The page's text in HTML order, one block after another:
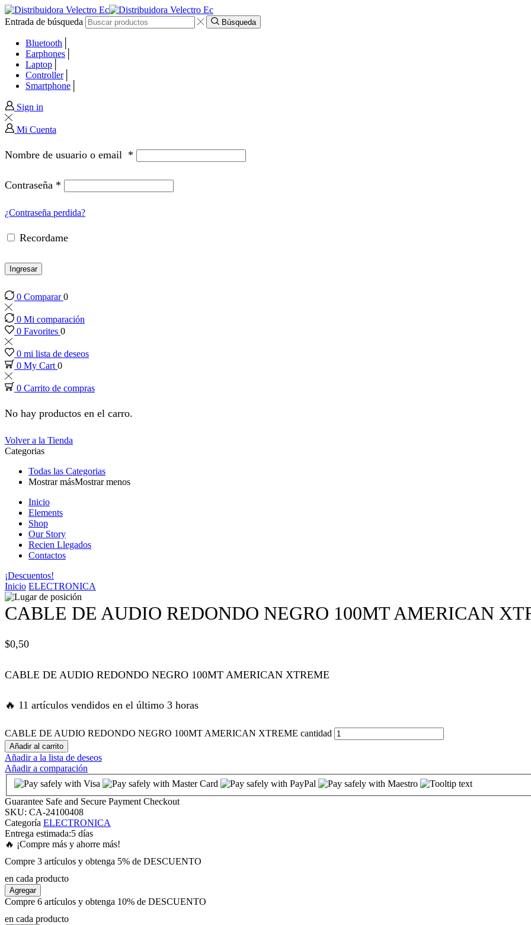
al
al
Entrada de búsqueda Búsqueda
Bluetooth
Earphones
Laptop
Controller
Smartphone
Sign in
Mi Cuenta
Nombre de usuario o email *
Contraseña *
¿Contraseña perdida?
Recordame
Ingresar
0 Comparar0
0 Mi comparación
0 Favorites 0
0 mi lista de deseos
0 My Cart 0
0 Carrito de compras
No hay productos en el carro.
Volver a la Tienda
Categorias
Todas las Categorias
Mostrar másMostrar menos
Inicio
Elements
Shop
Our Story
Recien Llegados
Contactos
¡Descuentos!
Inicio ELECTRONICA
CABLE DE AUDIO REDONDO NEGRO 100MT AMERICAN
$0,50
CABLE DE AUDIO REDONDO NEGRO 100MT AMERICAN XTREME
🔥 11 artículos vendidos en el último 3 horas
CABLE DE AUDIO REDONDO NEGRO 100MT AMERICAN XTREME cantidad
Añadir al carrito
Añadir a la lista de deseos
Añadir a comparación
Guarantee Safe and Secure Payment Checkout
SKU: CA-24100408
Categoría ELECTRONICA
Entrega estimada:5 días
🔥 ¡Compre más y ahorre más!
Compre 3 artículos y obtenga 5% de DESCUENTO
en cada producto
Agregar
Compre 6 artículos y obtenga 10% de DESCUENTO
en cada producto